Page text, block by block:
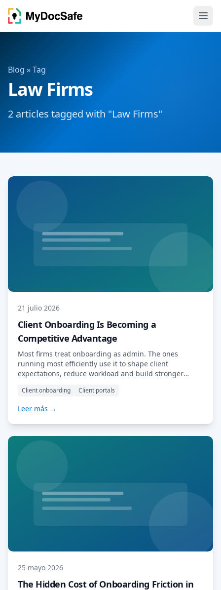
Blog » Tag
Law Firms
2 articles tagged with "Law Firms"
21 julio 2026
Client Onboarding Is Becoming a
Competitive Advantage
Most firms treat onboarding as admin. The ones
running most efficiently use it to shape client
expectations, reduce workload and build stronger
Client onboarding Client portals
Leer más →
25 mayo 2026
The Hidden Cost of Onboarding Friction in